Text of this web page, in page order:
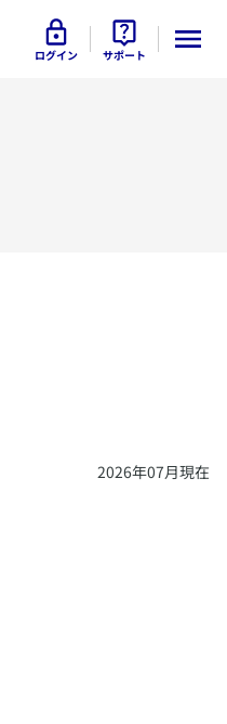
ログイン サポート
​2026年07月現在